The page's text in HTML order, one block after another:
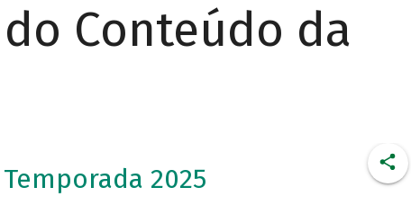
Conteúdo da
2025